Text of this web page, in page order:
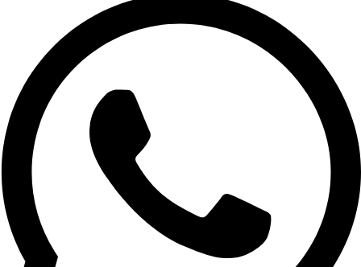
باعث جدا شدن روکش از روی تخته شود. هم‌چنین این کایینت در برابر نور
خورشید چندان مقاوم نبوده و بنابراین بهتر است برای آشپزخانه هایی که کابینت
در معرض نور خورشید قرار دارد، استفاده نشود.مجموعة خزانة المرحاض
العتيقة
برای ساخت این نوع کابینت، بخش‌های قابل رویت از ورق‌های ام‌دی‌اف با
روکش چوب ساخته می‌شود که قیمت بالاتری نسبت به موارد بالا دارند، اما
نسبت به کابینت تمام چوب ارزان‌تر است. مثل بیشتر کابینت‌ها، اسکلت این نوع
کابینت نیز از جنس ام‌دی‌اف می‌باشد.
زیبایی و سادگی و القای حس طبیعت، مهم‌ترین مزایای این نوع کابینت است.